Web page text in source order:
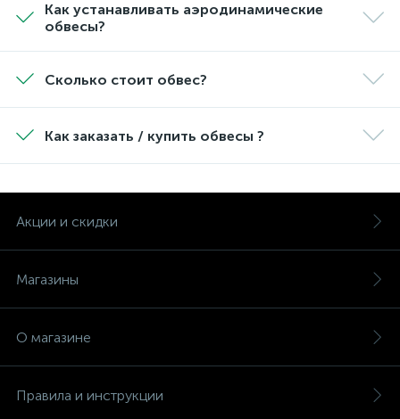
Как устанавливать аэродинамические
обвесы?
Сколько стоит обвес?
Как заказать / купить обвесы ?
Акции и скидки
Магазины
О магазине
Правила и инструкции